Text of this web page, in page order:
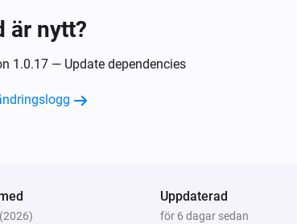
är nytt?
1.0.17 — Update dependencies
Uppdaterad
för 6 dagar sedan